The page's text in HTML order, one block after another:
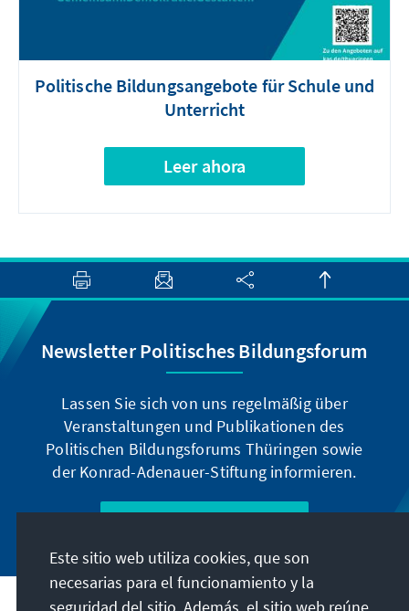
Politische Bildungsangebote für Schule und
Unterricht
Leer ahora
Newsletter Politisches Bildungsforum
Lassen Sie sich von uns regelmäßig über
Veranstaltungen und Publikationen des
Politischen Bildungsforums Thüringen sowie
der Konrad-Adenauer-Stiftung informieren.
Jetzt abonnieren
Este sitio web utiliza cookies, que son
necesarias para el funcionamiento y la
seguridad del sitio. Además, el sitio web reúne